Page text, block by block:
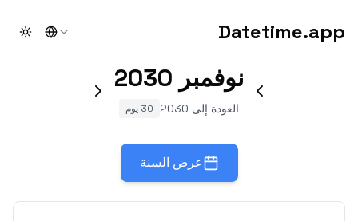
Datetime.app
نوفمبر 2030
العودة إلى 2030 30 يوم
عرض السنة